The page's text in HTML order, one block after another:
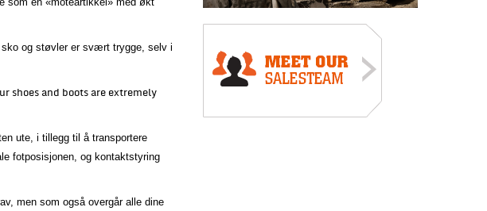
og støvler er svært trygge, selv i
shoes and boots are extremely
ute, i tillegg til å transportere
fotposisjonen, og kontaktstyring
men som også overgår alle dine